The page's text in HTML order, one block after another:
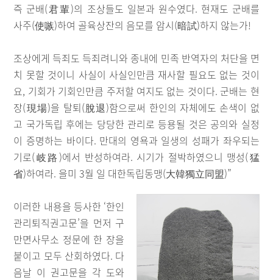
즉 군배(君輩)의 조상들도 일본과 원수였다. 현재도 군배를
사주(使嗾)하여 골육상잔의 음모를 암시(暗試)하지 않는가!
조상에게 득죄도 득죄려니와 종내에 민족 반역자의 처단을 면
치 못할 것이니 사실이 사실인만큼 재사할 필요도 없는 것이
요, 기회가 기회인만큼 주저할 여지도 없는 것이다. 군배는 현
장(現場)을 탈퇴(脫退)함으로써 한인의 자체에도 손색이 없
고 국가독립 후에는 당당한 관리로 등용될 것은 공의와 실정
이 증명하는 바이다. 만대의 영욕과 일생의 성패가 좌우되는
기로(岐路)에서 반성하여라. 시기가 절박하였으니 맹성(猛
省)하여라. 을미 3월 일 대한독립동맹(大韓獨立同盟)”
이러한 내용을 등사한 ‘한인
관리퇴직권고문’을 먼저 구
만면사무소 정문에 한 장을
붙이고 모두 산회하였다. 다
음날 이 권고문을 각 도와